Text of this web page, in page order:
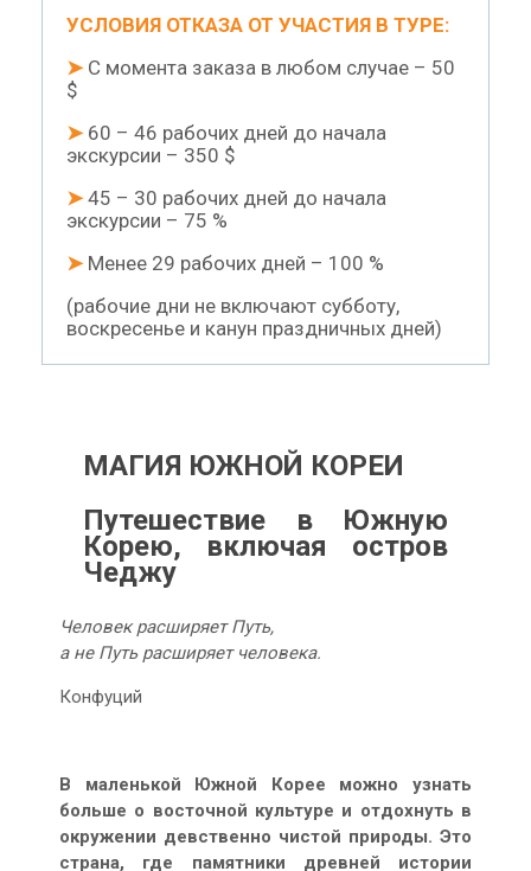
УСЛОВИЯ ОТКАЗА ОТ УЧАСТИЯ В ТУРЕ:
➤С момента заказа в любом случае – 50
$
➤60 – 46 рабочих дней до начала
экскурсии – 350 $
➤45 – 30 рабочих дней до начала
экскурсии – 75 %
➤Менее 29 рабочих дней – 100 %
(рабочие дни не включают субботу,
воскресенье и канун праздничных дней)
МАГИЯ ЮЖНОЙ КОРЕИ
Путешествие в Южную
Корею, включая остров
Чеджу
Человек расширяет Путь,
а не Путь расширяет человека.
Конфуций
В маленькой Южной Корее можно узнать
больше о восточной культуре и отдохнуть в
окружении девственно чистой природы. Это
страна, где памятники древней истории